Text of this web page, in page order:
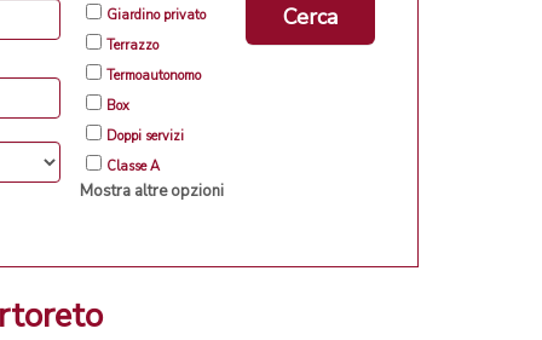
Giardino privato
Terrazzo
Termoautonomo
Box
Doppi servizi
Classe A
Mostra altre opzioni
Cerca